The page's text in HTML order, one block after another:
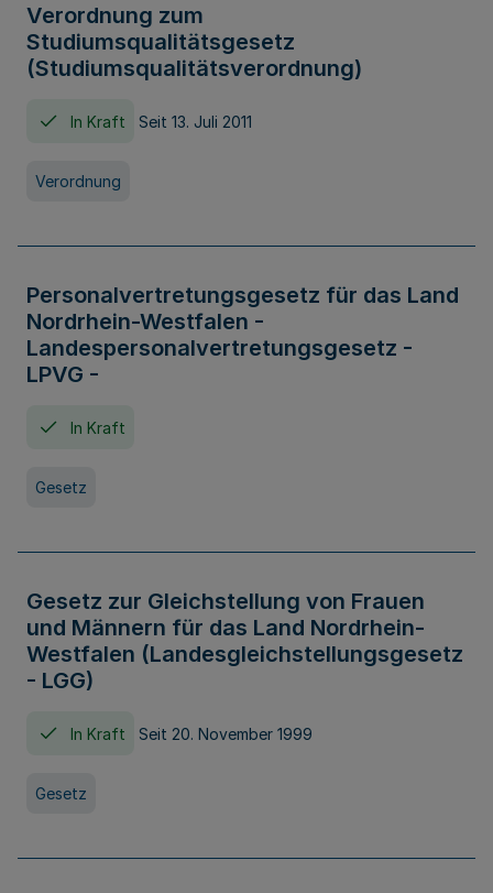
Verordnung zum
Studiumsqualitätsgesetz
(Studiumsqualitätsverordnung)
In Kraft Seit 13. Juli 2011
Verordnung
Personalvertretungsgesetz für das Land
Nordrhein-Westfalen -
Landespersonalvertretungsgesetz -
LPVG -
In Kraft
Gesetz
Gesetz zur Gleichstellung von Frauen
und Männern für das Land Nordrhein-
Westfalen (Landesgleichstellungsgesetz
- LGG)
In Kraft Seit 20. November 1999
Gesetz